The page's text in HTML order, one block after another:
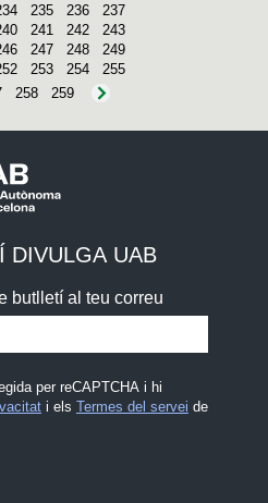
235 236
237
241 242
243
247 248
249
253 254
255
258 259
DIVULGA UAB
butlletí al teu correu
per reCAPTCHA i hi
i els Termes del servei de